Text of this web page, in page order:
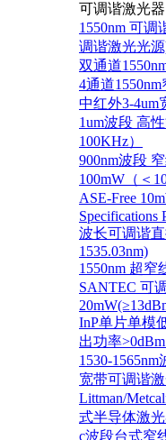
可调谐激光器
1550nm 可调
调谐激光光
双通道
4通道
中红外3-4um
1um波段 高
100KHz）
900nm波段
100mW（＜
ASE-Free
Specifications
波长可调谐
1535.03nm)
1550nm 超窄
SANTEC 可
InP单片单模
出功率
1530-
宽带可调谐
Littman/
式半导体激
c波段台式窄